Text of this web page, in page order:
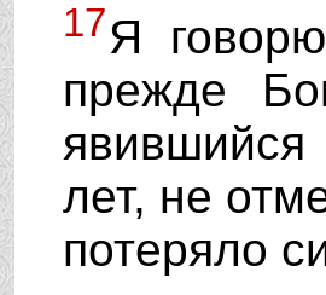
17Я
прежде
явившийся
лет, не
потеряло